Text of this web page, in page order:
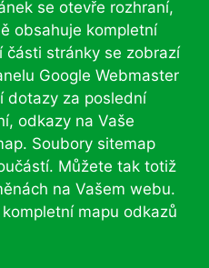
se otevře rozhraní,
obsahuje kompletní
části stránky se zobrazí
Google Webmaster
dotazy za poslední
odkazy na Vaše
Soubory sitemap
Můžete tak totiž
na Vašem webu.
mapu odkazů